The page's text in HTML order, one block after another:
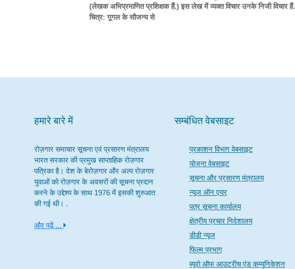
(लेखक अभिप्रमाणित प्रशिक्षक हैं.) इस लेख में व्यक्त विचार उनके निजी विचार हैं.
चित्र: गूगल के सौजन्य से
हमारे बारे में
रोज़गार समाचार सूचना एवं प्रसारण मंत्रालय
भारत सरकार की प्रमुख साप्ताहिक रोज़गार
पत्रिका है। देश के बेरोज़गार और अल्प रोज़गार
युवाओं को रोज़गार के अवसरों की सूचना प्रदान
करने के उद्देश्य के साथ 1976 में इसकी शुरुआत
की गई थी। .
और पढ़ें ...
सम्बंधित वेबसाइट
प्रकाशन विभाग वेबसाइट
योजना वेबसाइट
सूचना और प्रसारण मंत्रालय
न्यूज ऑन एयर
पत्र सूचना कार्यालय
क्षेत्रीय प्रचार निदेशालय
डीडी न्यूज
फिल्म प्रभाग
ब्यूरो ऑफ आउटरीच एंड कम्युनिकेशन